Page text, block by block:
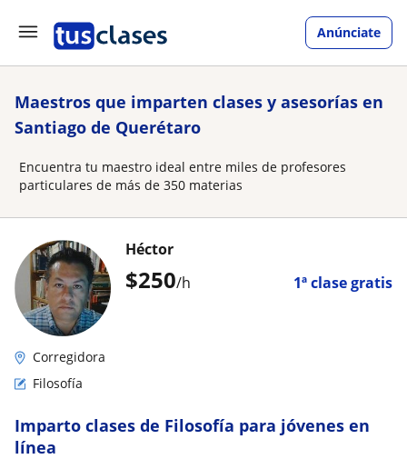
Anúnciate
Maestros que imparten clases y asesorías en
Santiago de Querétaro
Encuentra tu maestro ideal entre miles de profesores
particulares de más de 350 materias
$250/h 1ª clase gratis
Héctor
Corregidora
Filosofía
Imparto clases de Filosofía para jóvenes en
línea